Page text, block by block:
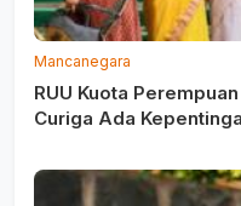
Mancanegara
RUU Kuota
Curiga Ada